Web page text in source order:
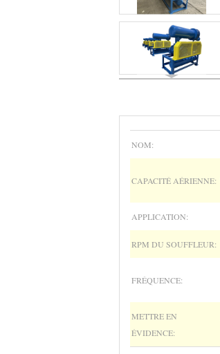
NOM:
CAPACITÉ AÉRIENNE:
APPLICATION:
RPM DU SOUFFLEUR:
FRÉQUENCE:
METTRE EN
ÉVIDENCE: